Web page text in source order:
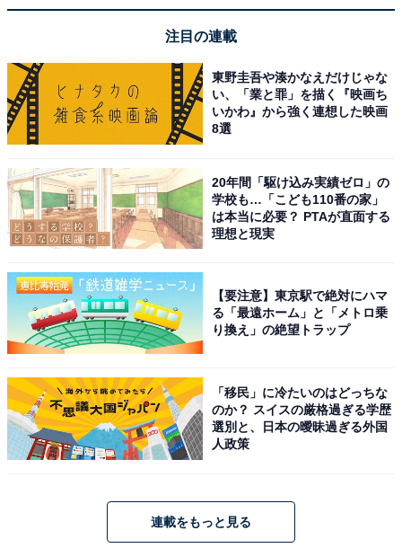
注目の連載
東野圭吾や湊かなえだけじゃな
い、「業と罪」を描く『映画ち
いかわ』から強く連想した映画
8選
20年間「駆け込み実績ゼロ」の
学校も…「こども110番の家」
は本当に必要？ PTAが直面する
理想と現実
【要注意】東京駅で絶対にハマ
る「最遠ホーム」と「メトロ乗
り換え」の絶望トラップ
「移民」に冷たいのはどっちな
のか？ スイスの厳格過ぎる学歴
選別と、日本の曖昧過ぎる外国
人政策
連載をもっと見る